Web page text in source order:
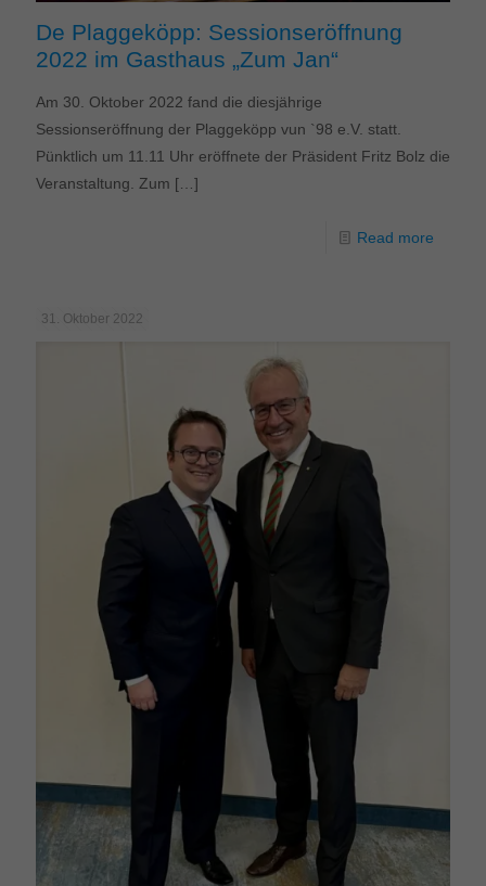
De Plaggeköpp: Sessionseröffnung
2022 im Gasthaus „Zum Jan“
Am 30. Oktober 2022 fand die diesjährige
Sessionseröffnung der Plaggeköpp vun `98 e.V. statt.
Pünktlich um 11.11 Uhr eröffnete der Präsident Fritz Bolz die
Veranstaltung. Zum […]
Read more
31. Oktober 2022